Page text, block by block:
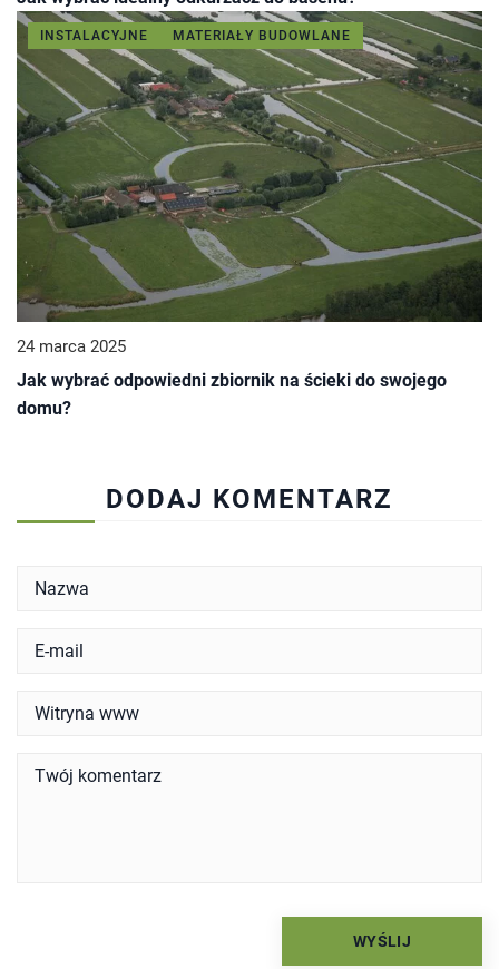
INSTALACYJNE MATERIAŁY BUDOWLANE
24 marca 2025
Jak wybrać odpowiedni zbiornik na ścieki do swojego
domu?
DODAJ KOMENTARZ